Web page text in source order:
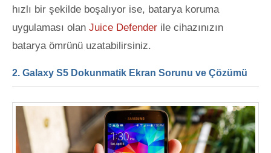
hızlı bir şekilde boşalıyor ise, batarya koruma
uygulaması olan Juice Defender ile cihazınızın
batarya ömrünü uzatabilirsiniz.
2. Galaxy S5 Dokunmatik Ekran Sorunu ve Çözümü